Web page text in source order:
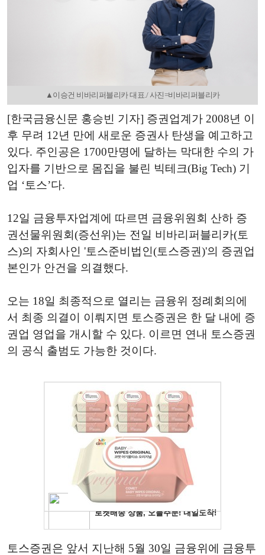
▲이승건 비바리퍼블리카 대표./ 사진=비바리퍼블리카
[한국금융신문 홍승빈 기자] 증권업계가 2008년 이
후 무려 12년 만에 새로운 증권사 탄생을 예고하고
있다. 주인공은 1700만명에 달하는 막대한 수의 가
입자를 기반으로 몸집을 불린 빅테크(Big Tech) 기
업 ‘토스’다.
12일 금융투자업계에 따르면 금융위원회 산하 증
권선물위원회(증선위)는 전일 비바리퍼블리카(토
스)의 자회사인 '토스준비법인(토스증권)'의 증권업
본인가 안건을 의결했다.
오는 18일 최종적으로 열리는 금융위 정례회의에
서 최종 의결이 이뤄지면 토스증권은 한 달 내에 증
권업 영업을 개시할 수 있다. 이르면 연내 토스증권
의 공식 출범도 가능한 것이다.
토스증권은 앞서 지난해 5월 30일 금융위에 금융투